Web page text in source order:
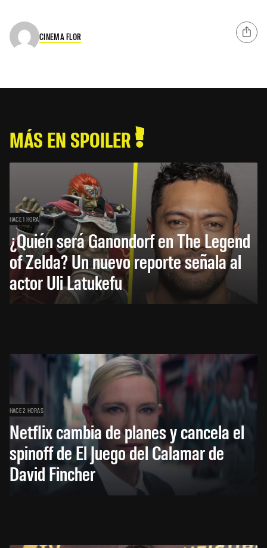
CINEMA FLOR
MÁS EN SPOILER
HACE 1 HORA
¿Quién será Ganondorf en The Legend
of Zelda? Un nuevo reporte señala al
actor Uli Latukefu
HACE 2 HORAS
Netflix cambia de planes y cancela el
spinoff de El Juego del Calamar de
David Fincher